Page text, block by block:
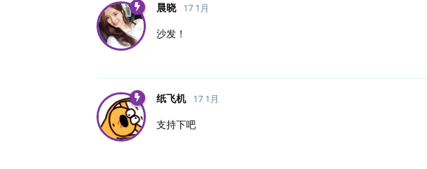
晨晓 17 1月
沙发！
纸飞机 17 1月
支持下吧